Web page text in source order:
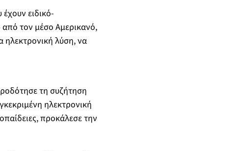
ειδικό-
από τον μέσο Αμερικανό,
ηλεκτρονική λύση, να
τη συζήτηση
ηλεκτρονική
προκάλεσε την